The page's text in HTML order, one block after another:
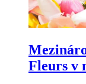
Fleurs v